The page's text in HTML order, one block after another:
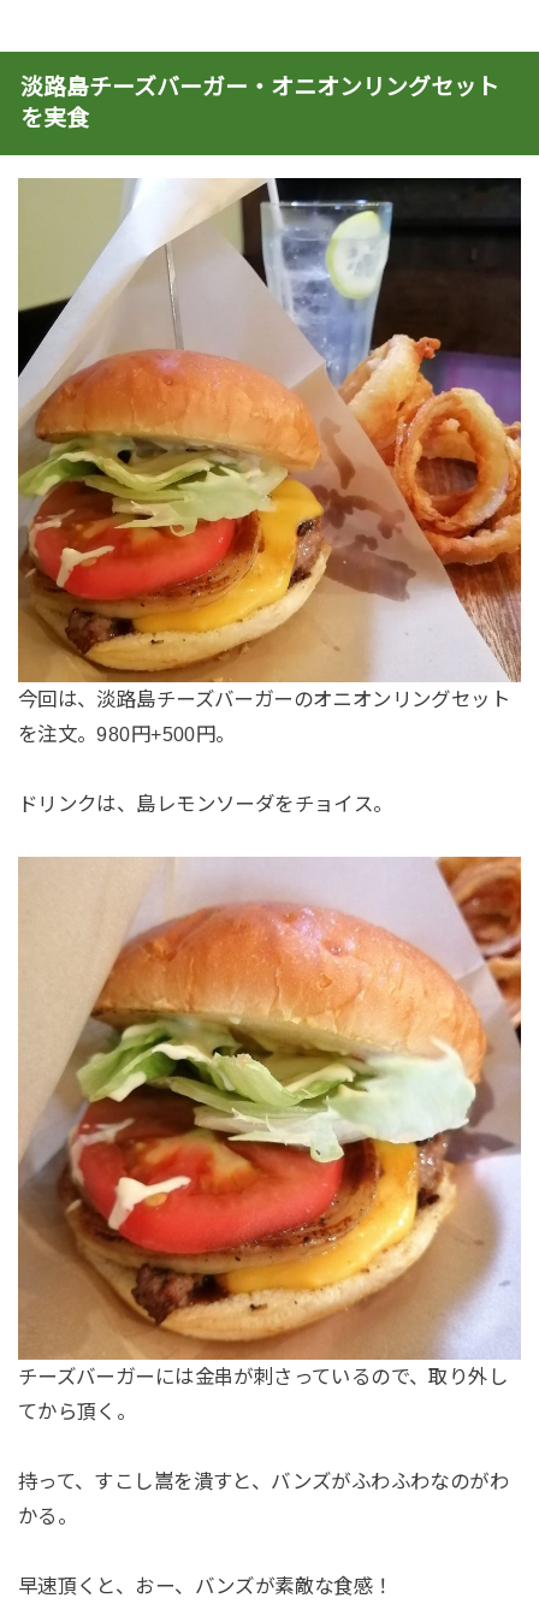
淡路島チーズバーガー・オニオンリングセット
を実食
今回は、淡路島チーズバーガーのオニオンリングセット
を注文。980円+500円。
ドリンクは、島レモンソーダをチョイス。
チーズバーガーには金串が刺さっているので、取り外し
てから頂く。
持って、すこし嵩を潰すと、バンズがふわふわなのがわ
かる。
早速頂くと、おー、バンズが素敵な食感！